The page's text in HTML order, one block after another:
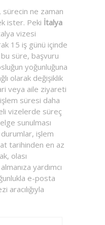
ne zaman
ister. Peki İtalya
vizesi
15 iş günü içinde
bu süre, başvuru
yoğunluğuna
olarak değişiklik
veya aile ziyareti
süresi daha
vizelerde süreç
sunulması
işlem
tarihinden en az
olası
yardımcı
e-posta
aracılığıyla